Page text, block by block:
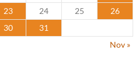
23 24 25
26
30
31
Nov »